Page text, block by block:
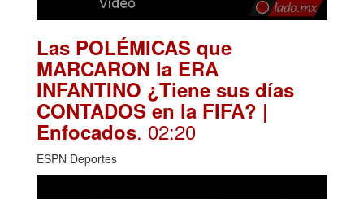
Las POLÉMICAS que
MARCARON la ERA
INFANTINO ¿Tiene sus días
CONTADOS en la FIFA? |
Enfocados. 02:20
ESPN Deportes